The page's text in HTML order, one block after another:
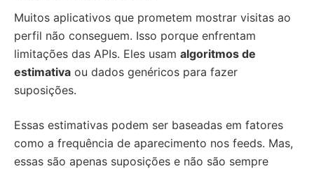
Muitos aplicativos que prometem mostrar visitas ao
perfil não conseguem. Isso porque enfrentam
limitações das APIs. Eles usam algoritmos de
estimativa ou dados genéricos para fazer
suposições.
Essas estimativas podem ser baseadas em fatores
como a frequência de aparecimento nos feeds. Mas,
essas são apenas suposições e não são sempre